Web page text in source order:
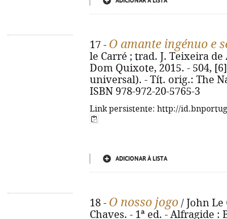
17 - O amante ingénuo e
le Carré ; trad. J. Teixeira
Dom Quixote, 2015. - 504,
universal). - Tít. orig.: The
ISBN 978-972-20-5765-3
Link persistente: http://
ADICIONAR À LISTA
18 - O nosso jogo / John
Chaves. - 1ª ed. - Alfragide :